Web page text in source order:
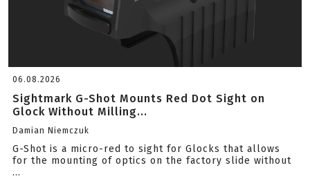
06.08.2026
Sightmark G-Shot Mounts Red Dot Sight on
Glock Without Milling...
Damian Niemczuk
G-Shot is a micro-red to sight for Glocks that allows
for the mounting of optics on the factory slide without
...